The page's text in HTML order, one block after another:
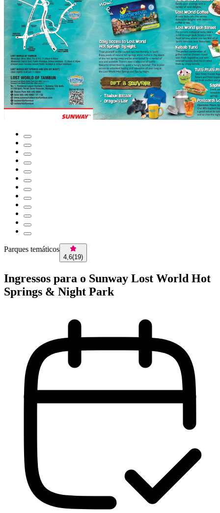
Parques temáticos
4,6(19)
Ingressos para o Sunway Lost World Hot
Springs & Night Park